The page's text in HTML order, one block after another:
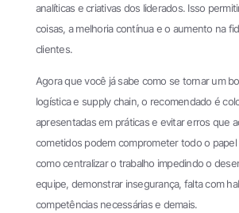
analíticas e criativas dos liderados. Isso
coisas, a melhoria contínua e o aumento na
clientes.
Agora que você já sabe como se tornar um
logística e supply chain, o recomendado é
apresentadas em práticas e evitar erros que
cometidos podem comprometer todo o papel
como centralizar o trabalho impedindo o
equipe, demonstrar insegurança, falta com
competências necessárias e demais.